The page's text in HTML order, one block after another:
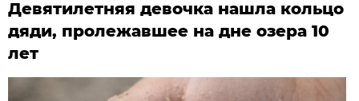
Девятилетняя девочка нашла кольцо
дяди, пролежавшее на дне озера 10
лет